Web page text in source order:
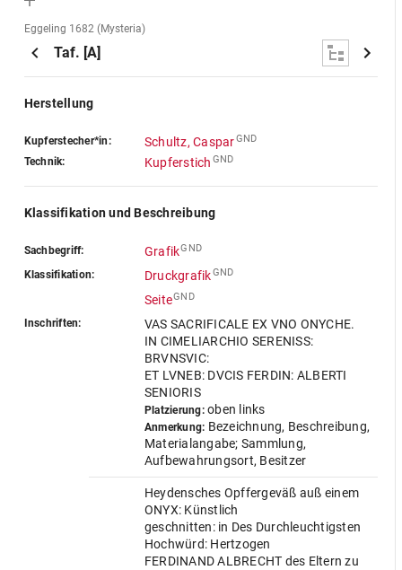
Eggeling 1682 (Mysteria)
Taf. [A]
Herstellung
Kupferstecher*in: Schultz, CasparGND
Technik: Kupferstich GND
Klassifikation und Beschreibung
Sachbegriff: GrafikGND
Klassifikation: DruckgrafikGND
SeiteGND
Inschriften:
VAS SACRIFICALE EX VNO ONYCHE.
IN CIMELIARCHIO SERENISS:
BRVNSVIC:
ET LVNEB: DVCIS FERDIN: ALBERTI
SENIORIS
Platzierung:oben links
Anmerkung: Bezeichnung, Beschreibung,
Materialangabe; Sammlung,
Aufbewahrungsort, Besitzer
Heydensches Opffergeväß auß einem
ONYX: Künstlich
geschnitten: in Des Durchleuchtigsten
Hochwürd: Hertzogen
FERDINAND ALBRECHT des Eltern zu